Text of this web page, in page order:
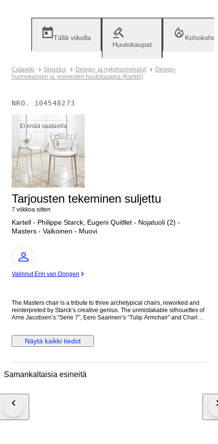
Tällä viikolla
Huutokaupat
Catawiki Sisustus Design- ja nykyhuonekalut
Design-
huonekalujen ja -esineiden huutokauppa (Kartell)
NRO. 104548273
Ei enää saatavilla
Tarjousten tekeminen suljettu
7 viikkoa sitten
Kartell - Philippe Starck, Eugeni Quitllet - Nojatuoli (2) -
Masters - Valkoinen - Muovi
asiantuntija
Valinnut Erin van Dongen
The Masters chair is a tribute to three archetypical chairs, reworked and
reinterpreted by Starck’s creative genius. The unmistakable silhouettes of
Arne Jacobsen’s “Serie 7”, Eero Saarinen’s “Tulip Armchair” and Charles
also be used outdoors. These chairs currently retail over 300€ a piece
depending on the country. These are new chairs from Kartell, in perfect
no extra cost. We pack with the greatest care. We can provide an invoice
Näytä kaikki tiedot
Samankaltaisia esineitä